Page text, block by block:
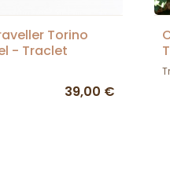
Torino
- Traclet
39,00 €